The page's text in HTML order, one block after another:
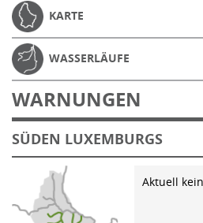
KARTE
WASSERLÄUFE
WARNUNGEN
SÜDEN LUXEMBURGS
Aktuell